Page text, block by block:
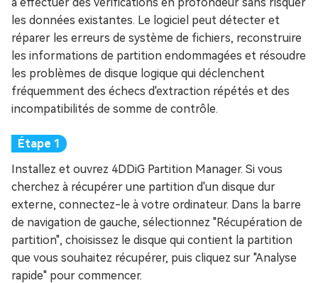
les données existantes. Le logiciel peut détecter et
réparer les erreurs de système de fichiers, reconstruire
les informations de partition endommagées et résoudre
les problèmes de disque logique qui déclenchent
fréquemment des échecs d'extraction répétés et des
incompatibilités de somme de contrôle.
Installez et ouvrez 4DDiG Partition Manager. Si vous
cherchez à récupérer une partition d'un disque dur
externe, connectez-le à votre ordinateur. Dans la barre
de navigation de gauche, sélectionnez "Récupération de
partition", choisissez le disque qui contient la partition
que vous souhaitez récupérer, puis cliquez sur "Analyse
rapide" pour commencer.